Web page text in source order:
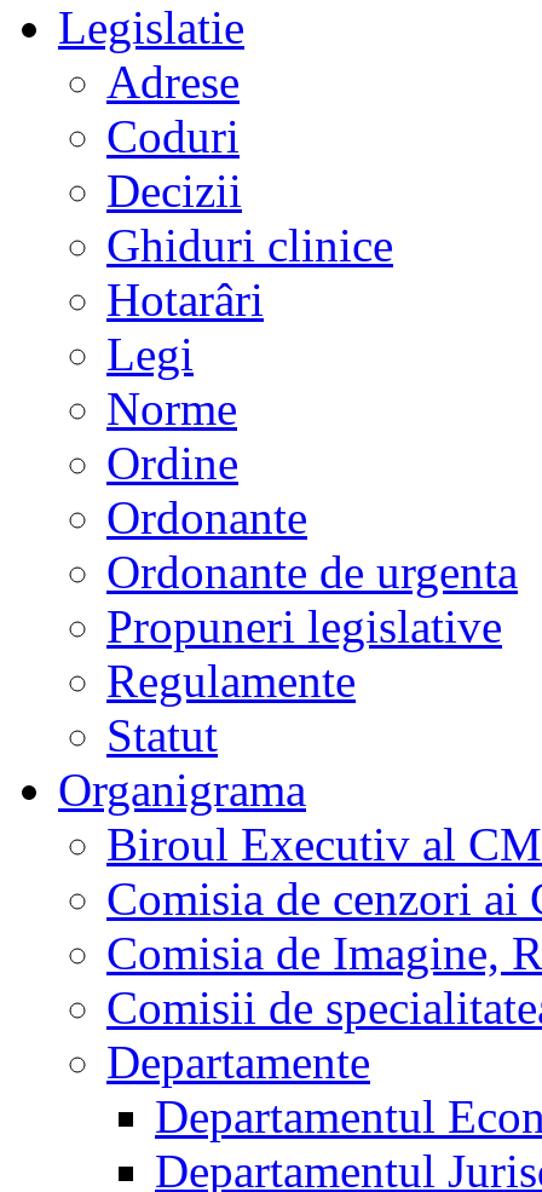
Legislatie
Adrese
Coduri
Decizii
Ghiduri clinice
Hotarâri
Legi
Norme
Ordine
Ordonante
Ordonante de urgenta
Propuneri legislative
Regulamente
Statut
Organigrama
Biroul Executiv al
Comisia de cenzori ai
Comisia de Imagine,
Comisii de
Departamente
Departamentul
Departamentul